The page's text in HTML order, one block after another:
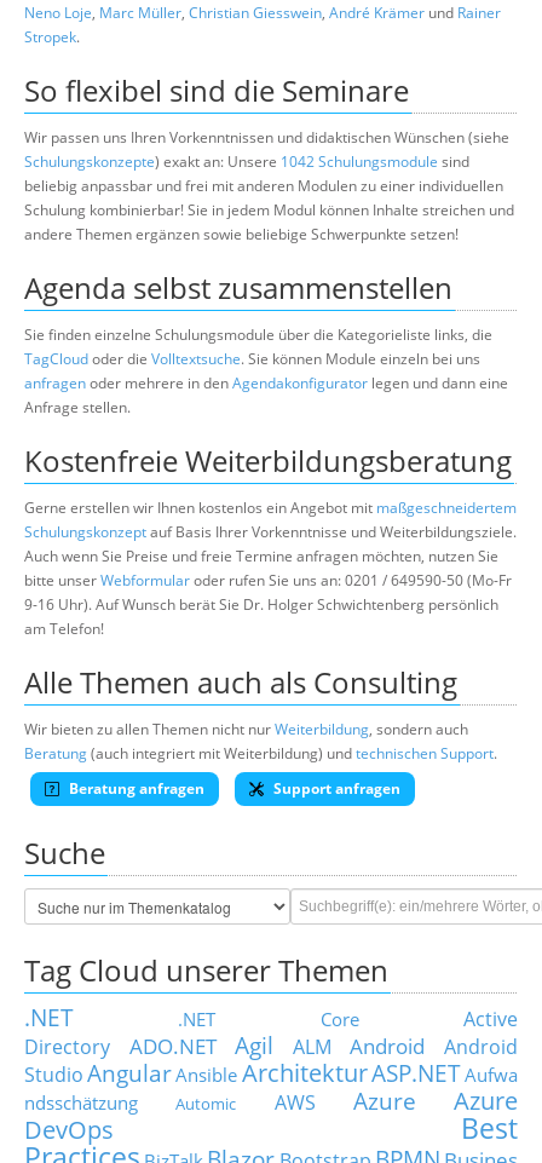
Neno Loje, Marc Müller, Christian Giesswein, André Krämer und Rainer
Stropek.
So flexibel sind die Seminare
Wir passen uns Ihren Vorkenntnissen und didaktischen Wünschen (siehe
Schulungskonzepte) exakt an: Unsere 1042 Schulungsmodule sind
beliebig anpassbar und frei mit anderen Modulen zu einer individuellen
Schulung kombinierbar! Sie in jedem Modul können Inhalte streichen und
andere Themen ergänzen sowie beliebige Schwerpunkte setzen!
Agenda selbst zusammenstellen
Sie finden einzelne Schulungsmodule über die Kategorieliste links, die
TagCloudoder die Volltextsuche. Sie können Module einzeln bei uns
anfragenoder mehrere in denAgendakonfigurator legen und dann eine
Anfrage stellen.
Kostenfreie Weiterbildungsberatung
Gerne erstellen wir Ihnen kostenlos ein Angebot mit maßgeschneidertem
Schulungskonzeptauf Basis Ihrer Vorkenntnisse und Weiterbildungsziele.
Auch wenn Sie Preise und freie Termine anfragen möchten, nutzen Sie
bitte unserWebformularoder rufen Sie uns an: 0201 / 649590-50 (Mo-Fr
9-16 Uhr). Auf Wunsch berät Sie Dr. Holger Schwichtenberg persönlich
am Telefon!
Alle Themen auch als Consulting
Wir bieten zu allen Themen nicht nurWeiterbildung, sondern auch
Beratung(auch integriert mit Weiterbildung) undtechnischen Support.
Beratung anfragen
Support anfragen
Suche
Tag Cloud unserer Themen
.NET .NET Core
Active
Directory
ADO.NET Agil ALM Android
Android
StudioAngularAnsible ArchitekturASP.NETAufwa
ndsschätzung
Automic AWS Azure
Azure
DevOps
Best